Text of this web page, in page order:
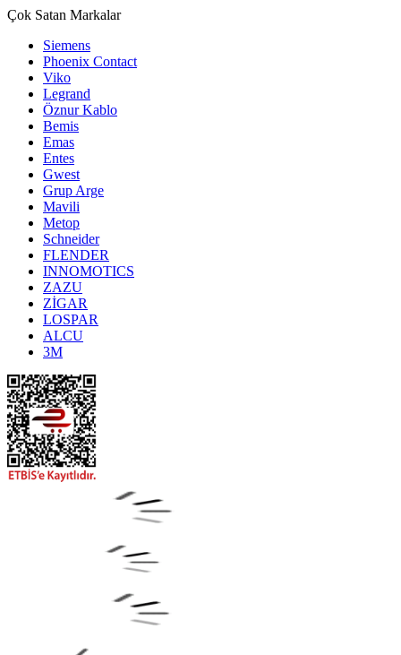
Çok Satan Markalar
Siemens
Phoenix Contact
Viko
Legrand
Öznur Kablo
Bemis
Emas
Entes
Gwest
Grup Arge
Mavili
Metop
Schneider
FLENDER
INNOMOTICS
ZAZU
ZİGAR
LOSPAR
ALCU
3M